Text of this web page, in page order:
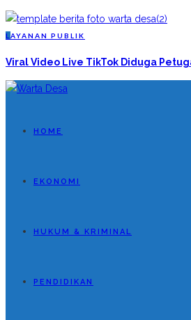
L AYANAN PUBLIK
Viral Video Live TikTok Diduga
HOME
EKONOMI
HUKUM & KRIMINAL
PENDIDIKAN